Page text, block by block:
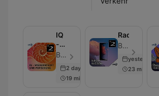
IQ
-
Wissenschaft
Forschung
Bayerischer Rundfunk - Aflevering 987
2 days ago
19 min
Radiowissen
Bayerischer Rundfunk - Aflevering 2220
yesterday
23 min